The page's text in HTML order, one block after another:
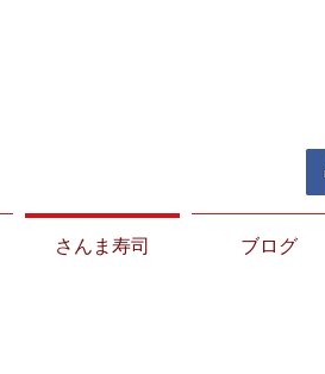
さんま寿司 ブログ